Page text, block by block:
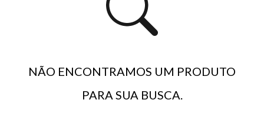
10% OFF NA PRIMEIRA COMPRA*
NÃO ENCONTRAMOS UM PRODUTO
PARA SUA BUSCA.